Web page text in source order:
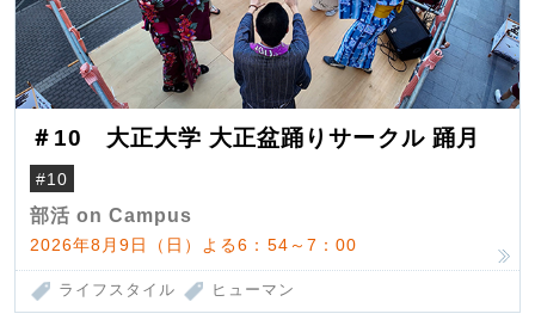
＃10 大正大学 大正盆踊りサークル 踊月
#10
部活 on Campus
2026年8月9日（日）よる6：54～7：00
ライフスタイル ヒューマン